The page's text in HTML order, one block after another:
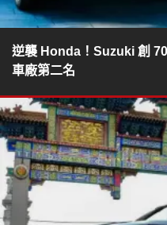
逆襲 Honda！Suzuki 創
車廠第二名